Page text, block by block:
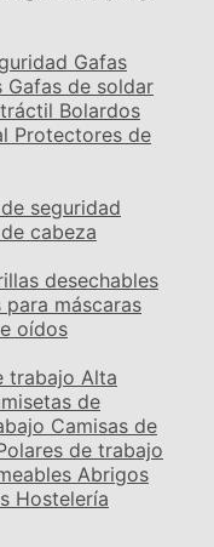
Gafas
Gafas de soldar
Bolardos
Protectores de
seguridad
cabeza
desechables
para máscaras
oídos
trabajo Alta
de
Camisas de
de trabajo
Abrigos
Hostelería